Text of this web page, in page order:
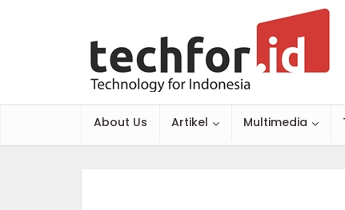
About Us Artikel Multimedia